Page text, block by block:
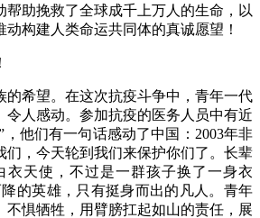
帮助挽救了全球成千上万人的生命，以
构建人类命运共同体的真诚愿望！
希望。在这次抗疫斗争中，青年一代
令人感动。参加抗疫的医务人员中有近
，他们有一句话感动了中国：2003年非
们，今天轮到我们来保护你们了。长辈
衣天使，不过是一群孩子换了一身衣
的英雄，只有挺身而出的凡人。青年
不惧牺牲，用臂膀扛起如山的责任，展